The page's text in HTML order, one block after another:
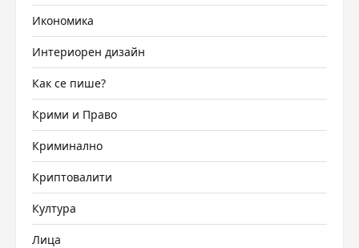
Икономика
Интериорен дизайн
Как се пише?
Крими и Право
Криминално
Криптовалити
Култура
Лица